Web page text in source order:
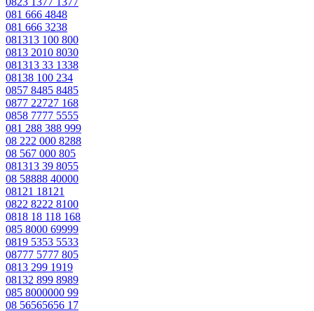
081 666 4848
081 666 3238
081313 100 800
0813 2010 8030
081313 33 1338
08138 100 234
0857 8485 8485
0877 22727 168
0858 7777 5555
081 288 388 999
08 222 000 8288
08 567 000 805
081313 39 8055
08 58888 40000
08121 18121
0822 8222 8100
0818 18 118 168
085 8000 69999
0819 5353 5533
08777 5777 805
0813 299 1919
08132 899 8989
085 8000000 99
08 56565656 17